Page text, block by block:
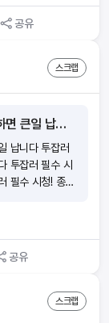
공유
스크랩
투잡러 필수 시청! 종합소득세 신고, 이거 안 하면 큰일 납니다
납니다 투잡러
투잡러 필수 시
필수 시청! 종합
공유
스크랩